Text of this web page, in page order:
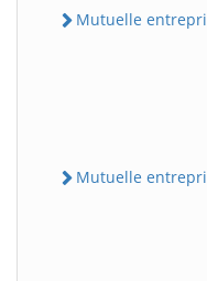
Mutuelle
Mutuelle